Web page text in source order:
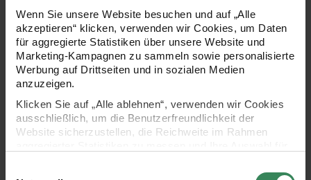
Wenn Sie unsere Website besuchen und auf „Alle
akzeptieren“ klicken, verwenden wir Cookies, um Daten
für aggregierte Statistiken über unsere Website und
Marketing-Kampagnen zu sammeln sowie personalisierte
Werbung auf Drittseiten und in sozialen Medien
anzuzeigen.
Klicken Sie auf „Alle ablehnen“, verwenden wir Cookies
ausschließlich, um die Benutzerfreundlichkeit der
Website sicherzustellen, die Reichweite im Rahmen
Onesize (32x40cm)
Material
Fashion Jersey
Farbe 1: 15 Knäuel
- Anleitungsheft „Made by Me Nr. 18“